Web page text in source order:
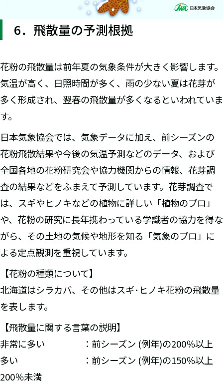
6．飛散量の予測根拠
花粉の飛散量は前年夏の気象条件が大きく影響します。
気温が高く、日照時間が多く、雨の少ない夏は花芽が
多く形成され、翌春の飛散量が多くなるといわれていま
す。
日本気象協会では、気象データに加え、前シーズンの
花粉飛散結果や今後の気温予測などのデータ、および
全国各地の花粉研究会や協力機関からの情報、花芽調
査の結果などをふまえて予測しています。花芽調査で
は、スギやヒノキなどの植物に詳しい「植物のプロ」
や、花粉の研究に長年携わっている学識者の協力を得な
がら、その土地の気候や地形を知る「気象のプロ」に
よる定点観測を重視しています。
【花粉の種類について】
北海道はシラカバ、その他はスギ･ヒノキ花粉の飛散量
を表します。
【飛散量に関する言葉の説明】
非常に多い ：前シーズン (例年)の200％以上
多い ：前シーズン (例年)の150％以上
200％未満